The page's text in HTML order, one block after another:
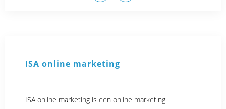
ISA online marketing
ISA online marketing is een online marketing